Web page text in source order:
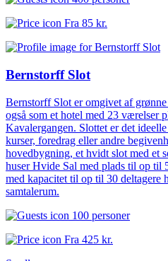
Fra 85 kr.
Bernstorff Slot
Bernstorff Slot er omgivet af
også som et hotel med 23 værelser
Kavalergangen. Slottet er det
kurser, foredrag eller andre
hovedbygning, et hvidt slot med et
huser Hvide Sal med plads til op til
med kapacitet til op til 30 deltagere
samtalerum.
100 personer
Fra 425 kr.